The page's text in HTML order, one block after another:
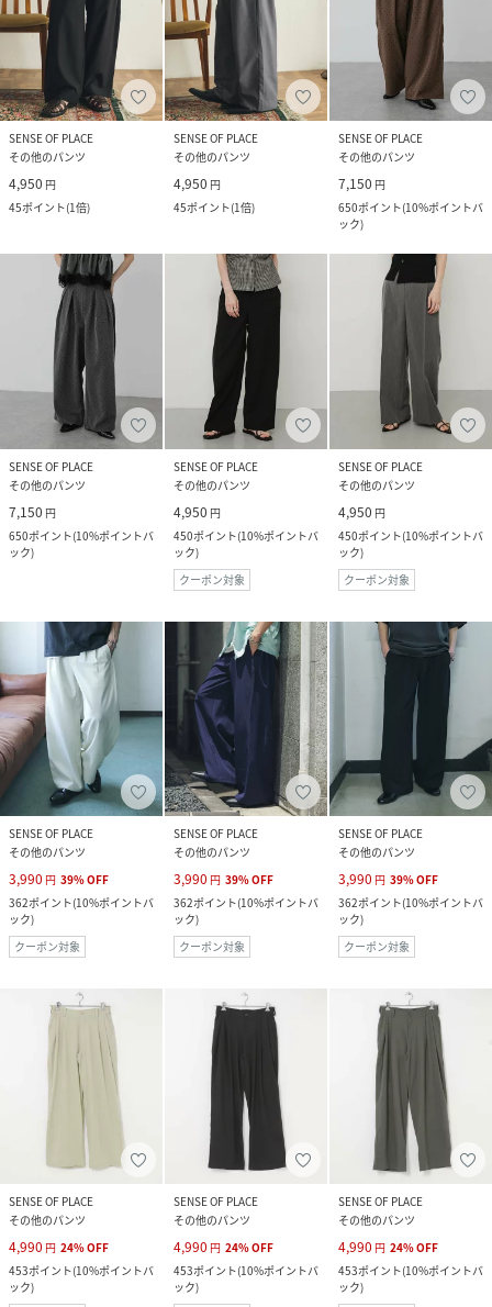
SENSE OF PLACE
その他のパンツ
4,950 円
45ポイント(1倍)
SENSE OF PLACE
その他のパンツ
4,950 円
45ポイント(1倍)
SENSE OF PLACE
その他のパンツ
7,150 円
650ポイント(10%ポイントバ
ック)
SENSE OF PLACE
その他のパンツ
7,150 円
650ポイント(10%ポイントバ
ック)
SENSE OF PLACE
その他のパンツ
4,950 円
450ポイント(10%ポイントバ
ック)
クーポン対象
SENSE OF PLACE
その他のパンツ
4,950 円
450ポイント(10%ポイントバ
ック)
クーポン対象
SENSE OF PLACE
その他のパンツ
3,990 円 39%OFF
362ポイント(10%ポイントバ
ック)
クーポン対象
SENSE OF PLACE
その他のパンツ
3,990 円 39%OFF
362ポイント(10%ポイントバ
ック)
クーポン対象
SENSE OF PLACE
その他のパンツ
3,990 円 39%OFF
362ポイント(10%ポイントバ
ック)
クーポン対象
SENSE OF PLACE
その他のパンツ
4,990 円 24%OFF
453ポイント(10%ポイントバ
ック)
SENSE OF PLACE
その他のパンツ
4,990 円 24%OFF
453ポイント(10%ポイントバ
ック)
SENSE OF PLACE
その他のパンツ
4,990 円 24%OFF
453ポイント(10%ポイントバ
ック)